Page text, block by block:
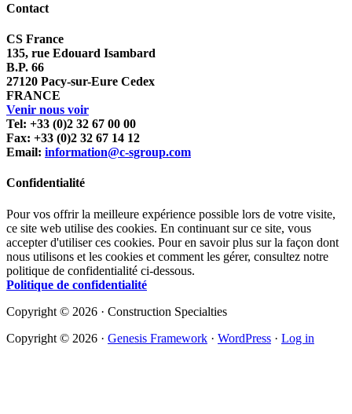
Contact
CS France
135, rue Edouard Isambard
B.P. 66
27120 Pacy-sur-Eure Cedex
FRANCE
Venir nous voir
Tel: +33 (0)2 32 67 00 00
Fax: +33 (0)2 32 67 14 12
Email: information@c-sgroup.com
Confidentialité
Pour vos offrir la meilleure expérience possible lors de votre visite,
ce site web utilise des cookies. En continuant sur ce site, vous
accepter d'utiliser ces cookies. Pour en savoir plus sur la façon dont
nous utilisons et les cookies et comment les gérer, consultez notre
politique de confidentialité ci-dessous.
Politique de confidentialité
Copyright © 2026 · Construction Specialties
Copyright © 2026 · Genesis Framework · WordPress · Log in